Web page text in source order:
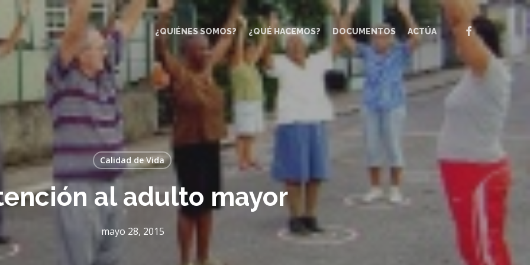
¿QUIÉNES SOMOS? ¿QUÉ HACEMOS? DOCUMENTOS ACTÚA FACEBOOK
Calidad de Vida
al adulto mayor
mayo 28, 2015